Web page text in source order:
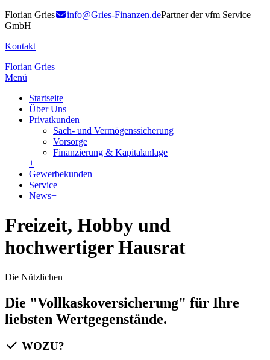
Florian Gries info@Gries-Finanzen.dePartner der vfm Service
GmbH
Kontakt
Florian Gries
Menü
Startseite
Über Uns+
Privatkunden
Sach- und Vermögenssicherung
Vorsorge
Finanzierung & Kapitalanlage
+
Gewerbekunden+
Service+
News+
Freizeit, Hobby und
hochwertiger Hausrat
Die Nützlichen
Die "Vollkaskoversicherung" für Ihre
liebsten Wertgegenstände.
WOZU?